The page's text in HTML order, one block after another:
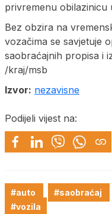
privremenu obilazinicu
Bez obzira na
vozačima se savjetuje
saobraćajnih propisa i
/kraj/msb
Izvor: nezavisne
Podijeli vijest na:
#auto #saobraćaj
#vozila